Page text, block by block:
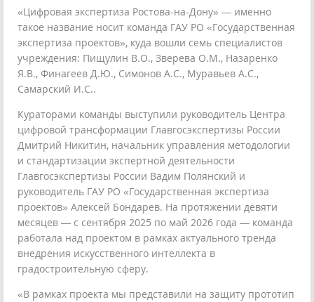
«Цифровая экспертиза Ростова-на-Дону» — именно
такое название носит команда ГАУ РО «Государственная
экспертиза проектов», куда вошли семь специалистов
учреждения: Пищулин В.О., Зверева О.М., Назаренко
Я.В., Финагеев Д.Ю., Симонов А.С., Муравьев А.С.,
Самарский И.С..
Кураторами команды выступили руководитель Центра
цифровой трансформации Главгосэкспертизы России
Дмитрий Никитин, начальник управления методологии
и стандартизации экспертной деятельности
Главгосэкспертизы России Вадим Полянский и
руководитель ГАУ РО «Государственная экспертиза
проектов» Алексей Бондарев. На протяжении девяти
месяцев — с сентября 2025 по май 2026 года — команда
работала над проектом в рамках актуального тренда
внедрения искусственного интеллекта в
градостроительную сферу.
«В рамках проекта мы представили на защиту прототип